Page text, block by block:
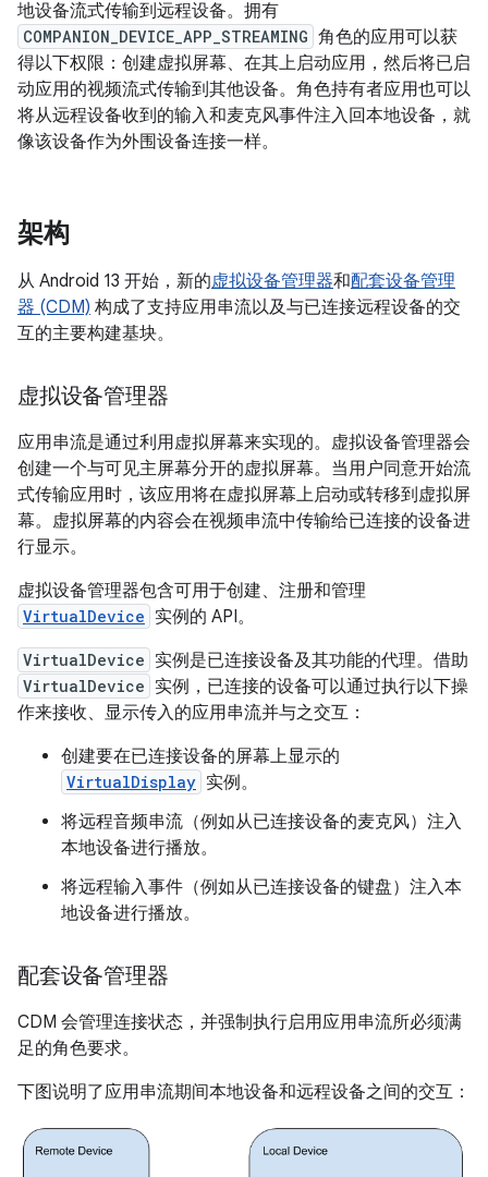
地设备流式传输到远程设备。拥有
COMPANION_DEVICE_APP_STREAMING 角色的应用可以获
得以下权限：创建虚拟屏幕、在其上启动应用，然后将已启
动应用的视频流式传输到其他设备。角色持有者应用也可以
将从远程设备收到的输入和麦克风事件注入回本地设备，就
像该设备作为外围设备连接一样。
架构
从 Android 13 开始，新的虚拟设备管理器和配套设备管理
器 (CDM) 构成了支持应用串流以及与已连接远程设备的交
互的主要构建基块。
虚拟设备管理器
应用串流是通过利用虚拟屏幕来实现的。 虚拟设备管理器会
创建一个与可见主屏幕分开的虚拟屏幕。当用户同意开始流
式传输应用时，该应用将在虚拟屏幕上启动或转移到虚拟屏
幕。虚拟屏幕的内容会在视频串流中传输给已连接的设备进
行显示。
虚拟设备管理器包含可用于创建、注册和管理
VirtualDevice 实例的 API。
VirtualDevice 实例是已连接设备及其功能的代理。借助
VirtualDevice 实例，已连接的设备可以通过执行以下操
作来接收、显示传入的应用串流并与之交互：
创建要在已连接设备的屏幕上显示的
VirtualDisplay 实例。
将远程音频串流（例如从已连接设备的麦克风）注入
本地设备进行播放。
将远程输入事件（例如从已连接设备的键盘）注入本
地设备进行播放。
配套设备管理器
CDM 会管理连接状态，并强制执行启用应用串流所必须满
足的角色要求。
下图说明了应用串流期间本地设备和远程设备之间的交互：